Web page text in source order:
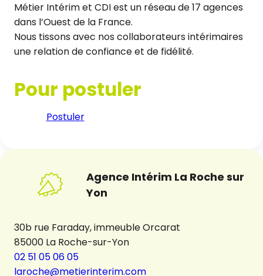
Métier Intérim et CDI est un réseau de 17 agences
dans l’Ouest de la France.
Nous tissons avec nos collaborateurs intérimaires
une relation de confiance et de fidélité.
Pour postuler
Postuler
Agence Intérim La Roche sur
Yon
30b rue Faraday, immeuble Orcarat
85000 La Roche-sur-Yon
02 51 05 06 05
laroche@metierinterim.com